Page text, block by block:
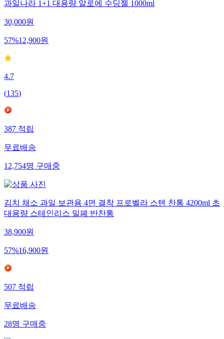
과일나라 1+1 대용량 알로에 수딩젤 1000ml
30,000원
57%12,900원
4.7
(135)
387적립
무료배송
12,754명구매중
김치 채소 과일 보관용 4면 결착 프로벨라 스텐 찬통 4200ml 초
대용량 스테인리스 밀폐 반찬통
38,900원
57%16,900원
507적립
무료배송
28명구매중